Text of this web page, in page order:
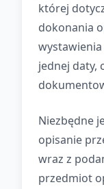
której
dokonania
jednej daty,
Niezbędne
opisanie
wraz z
przedmiot